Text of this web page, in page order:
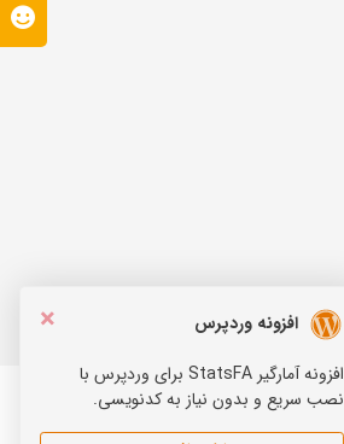
×
افزونه وردپرس
افزونه آمارگیر StatsFA برای وردپرس با
نصب سریع و بدون نیاز به کدنویسی.